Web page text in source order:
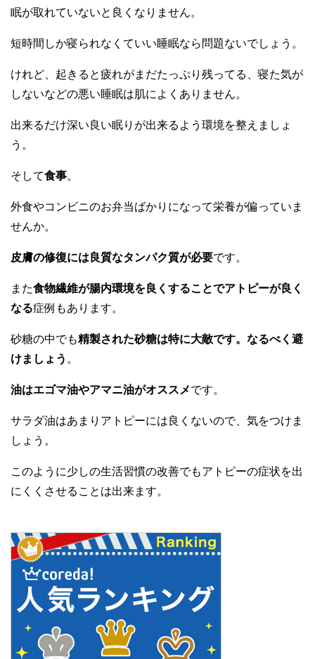
眠が取れていないと良くなりません。
短時間しか寝られなくていい睡眠なら問題ないでしょう。
けれど、起きると疲れがまだたっぷり残ってる、寝た気が
しないなどの悪い睡眠は肌によくありません。
出来るだけ深い良い眠りが出来るよう環境を整えましょ
う。
そして食事。
外食やコンビニのお弁当ばかりになって栄養が偏っていま
せんか。
皮膚の修復には良質なタンパク質が必要です。
また食物繊維が腸内環境を良くすることでアトピーが良く
なる症例もあります。
砂糖の中でも精製された砂糖は特に大敵です。なるべく避
けましょう 。
油はエゴマ油やアマニ油がオススメです。
サラダ油はあまりアトピーには良くないので、気をつけま
しょう。
このように少しの生活習慣の改善でもアトピーの症状を出
にくくさせることは出来ます。